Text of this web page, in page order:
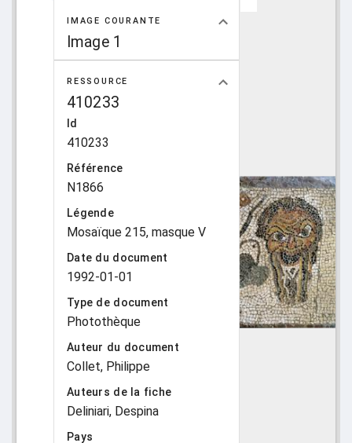
IMAGE COURANTE
Image 1
RESSOURCE
410233
Id
410233
Référence
N1866
Légende
Mosaïque 215, masque V
Date du document
1992-01-01
Type de document
Photothèque
Auteur du document
Collet, Philippe
Auteurs de la fiche
Deliniari, Despina
Pays